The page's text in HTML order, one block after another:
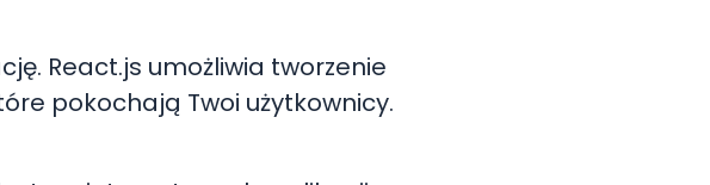
React.js umożliwia tworzenie
pokochają Twoi użytkownicy.